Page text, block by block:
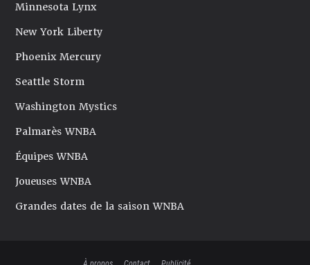
Minnesota Lynx
New York Liberty
Phoenix Mercury
Seattle Storm
Washington Mystics
Palmarès WNBA
Équipes WNBA
Joueuses WNBA
Grandes dates de la saison WNBA